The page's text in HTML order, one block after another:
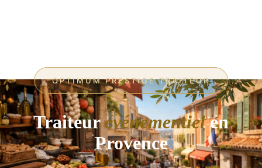
OPTIMUM PRESTIGE TRAITEUR
Traiteurévénementielen
Provence